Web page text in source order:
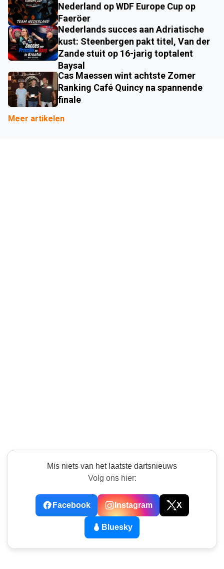
Nederland op WDF Europe Cup op
Faeröer
Nederlands succes aan Adriatische
kust: Steenbergen pakt titel, Van der
Zande stuit op 16-jarig toptalent
Baysal
Cas Maessen wint achtste Zomer
Ranking Café Quincy na spannende
finale
Meer artikelen
Mis niets van het laatste dartsnieuws
Volg ons hier:
Facebook Instagram X
Bluesky